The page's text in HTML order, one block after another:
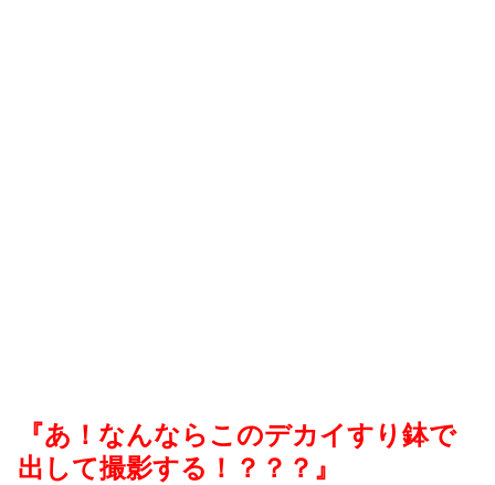
『あ！なんならこのデカイすり鉢で
出して撮影する！？？？』